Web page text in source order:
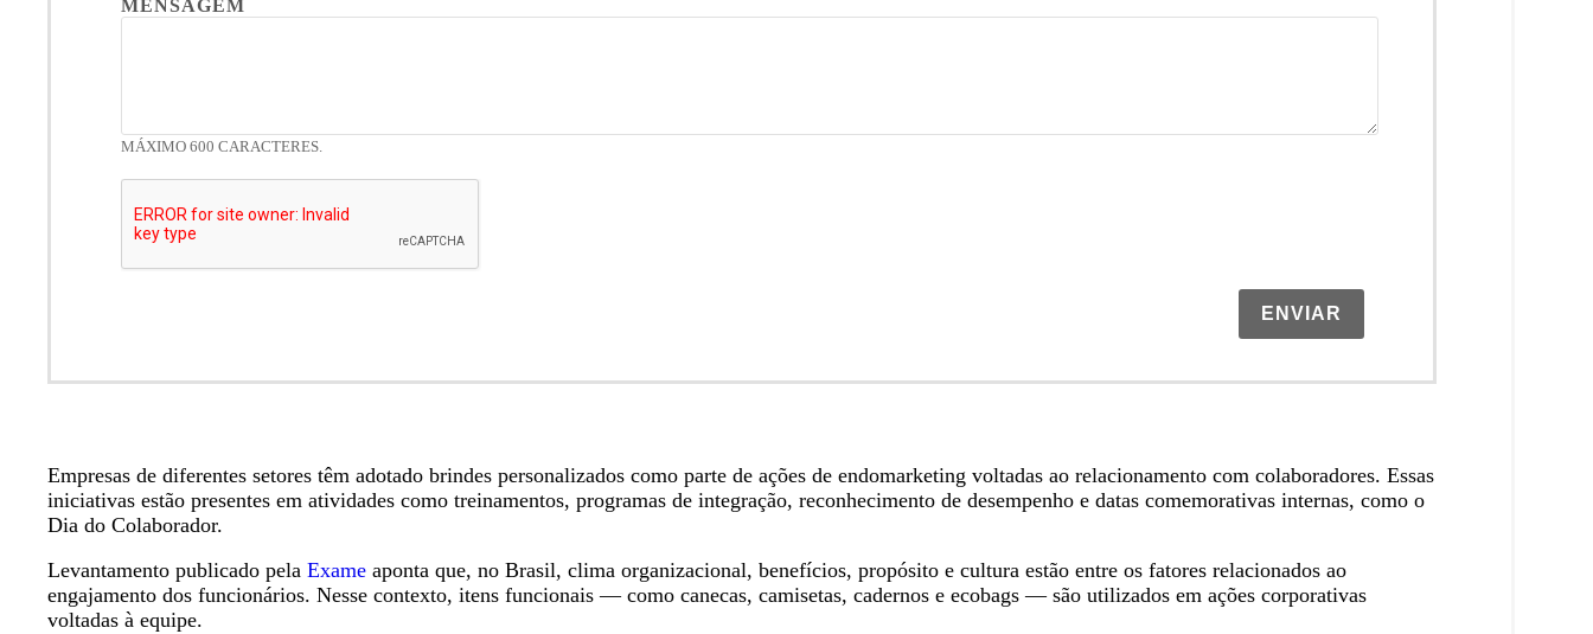
MENSAGEM
MÁXIMO 600 CARACTERES.
ENVIAR
Empresas de diferentes setores têm adotado brindes personalizados como parte de ações de endomarketing voltadas ao relacionamento com colaboradores. Essas
iniciativas estão presentes em atividades como treinamentos, programas de integração, reconhecimento de desempenho e datas comemorativas internas, como o
Dia do Colaborador.
Levantamento publicado pelaExame aponta que, no Brasil, clima organizacional, benefícios, propósito e cultura estão entre os fatores relacionados ao
engajamento dos funcionários. Nesse contexto, itens funcionais — como canecas, camisetas, cadernos e ecobags — são utilizados em ações corporativas
voltadas à equipe.